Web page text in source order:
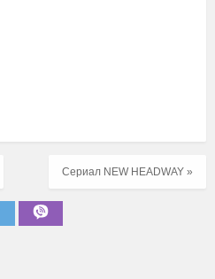
Сериал NEW HEADWAY »